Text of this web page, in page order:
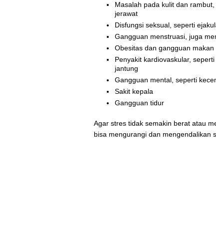
Masalah pada kulit dan
jerawat
Disfungsi seksual, seperti
Gangguan menstruasi, juga
Obesitas dan gangguan makan
Penyakit kardiovaskular,
jantung
Gangguan mental, seperti
Sakit kepala
Gangguan tidur
Agar stres tidak semakin berat atau
bisa mengurangi dan mengendalikan